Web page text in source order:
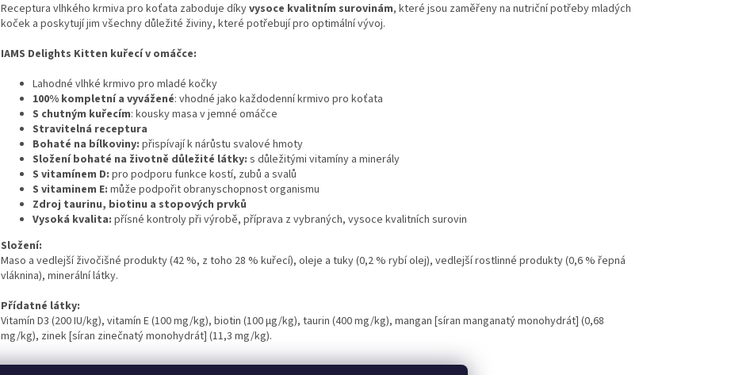
Receptura vlhkého krmiva pro koťata zaboduje díkyvysoce kvalitním surovinám, které jsou zaměřeny na nutriční potřeby mladých
koček a poskytují jim všechny důležité živiny, které potřebují pro optimální vývoj.
IAMS Delights Kitten kuřecí v omáčce:
Lahodné vlhké krmivo pro mladé kočky
100% kompletní a vyvážené: vhodné jako každodenní krmivo pro koťata
S chutným kuřecím: kousky masa v jemné omáčce
Stravitelná receptura
Bohaté na bílkoviny: přispívají k nárůstu svalové hmoty
Složení bohaté na životně důležité látky: s důležitými vitamíny a minerály
S vitamínem D: pro podporu funkce kostí, zubů a svalů
S vitaminem E: může podpořit obranyschopnost organismu
Zdroj taurinu, biotinu a stopových prvků
Vysoká kvalita: přísné kontroly při výrobě, příprava z vybraných, vysoce kvalitních surovin
Složení:
Maso a vedlejší živočišné produkty (42 %, z toho 28 % kuřecí), oleje a tuky (0,2 % rybí olej), vedlejší rostlinné produkty (0,6 % řepná
vláknina), minerální látky.
Přídatné látky:
Vitamín D3 (200 IU/kg), vitamín E (100 mg/kg), biotin (100 μg/kg), taurin (400 mg/kg), mangan [síran manganatý monohydrát] (0,68
mg/kg), zinek [síran zinečnatý monohydrát] (11,3 mg/kg).